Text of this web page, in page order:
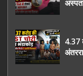
4.37